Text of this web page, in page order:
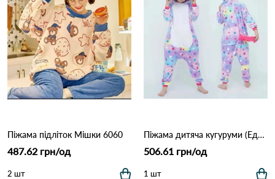
Піжама підліток Мішки 6060
487.62 грн/од
2 шт
Піжама дитяча кугуруми (Единорог) 56787 Райдужний
506.61 грн/од
1 шт